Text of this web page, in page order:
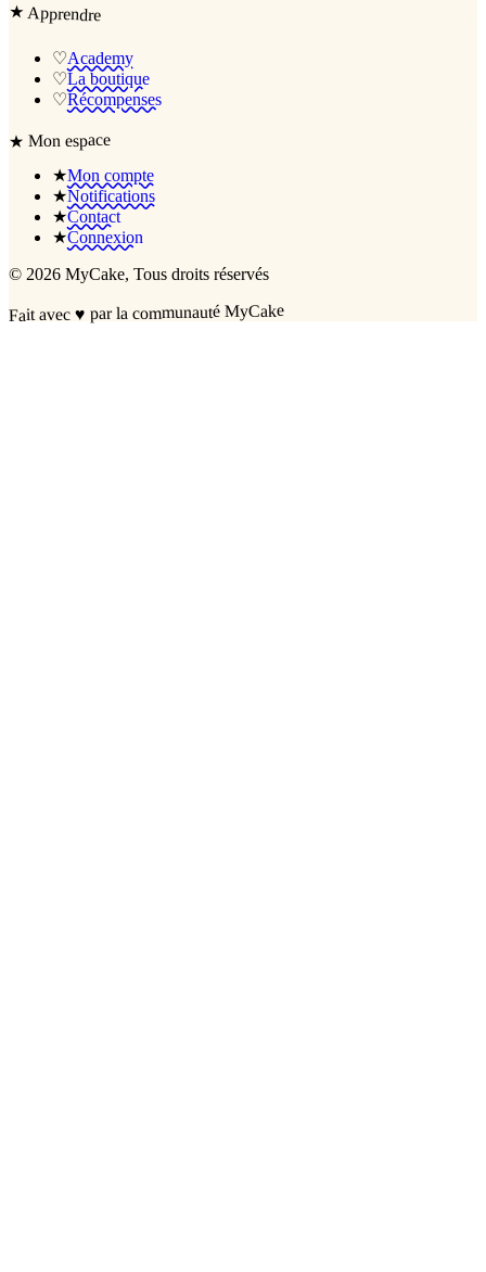
★Apprendre
♡Academy
♡La boutique
♡Récompenses
★Mon espace
★Mon compte
★Notifications
★Contact
★Connexion
© 2026 MyCake, Tous droits réservés
Fait avec♥ par la communauté MyCake